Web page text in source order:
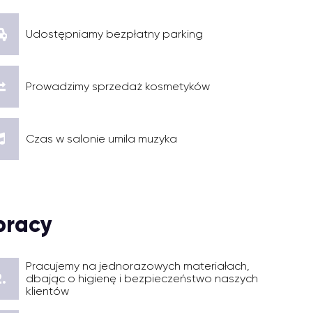
Udostępniamy bezpłatny parking
Prowadzimy sprzedaż kosmetyków
Czas w salonie umila muzyka
Pracujemy na jednorazowych materiałach,
dbając o higienę i bezpieczeństwo naszych
klientów